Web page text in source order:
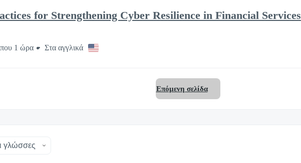
for Strengthening Cyber Resilience in Financial Services
1 ώρα Στα αγγλικά
Επόμενη σελίδα